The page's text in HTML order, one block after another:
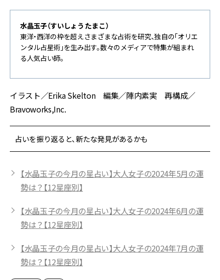
水晶玉子（すいしょう たまこ）
東洋・西洋の枠を超えさまざまな占術を研究、独自の「オリエ
ンタル占星術」を生み出す。数々のメディアで特集が組まれ
る人気占い師。
イラスト／Erika Skelton 編集／陣内素実 再構成／
Bravoworks,Inc.
占いを振り返ると、新たな発見があるかも
【水晶玉子の今月の星占い】大人女子の2024年5月の運
勢は？【12星座別】
【水晶玉子の今月の星占い】大人女子の2024年6月の運
勢は？【12星座別】
【水晶玉子の今月の星占い】大人女子の2024年7月の運
勢は？【12星座別】